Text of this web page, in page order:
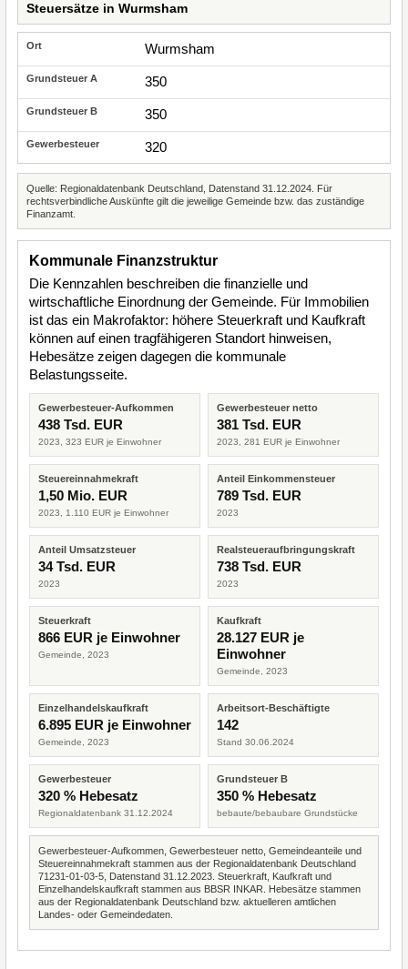
Steuersätze in Wurmsham
Wurmsham
350
350
320
Quelle: Regionaldatenbank Deutschland, Datenstand 31.12.2024. Für
rechtsverbindliche Auskünfte gilt die jeweilige Gemeinde bzw. das zuständige
Finanzamt.
Kommunale Finanzstruktur
Die Kennzahlen beschreiben die finanzielle und
wirtschaftliche Einordnung der Gemeinde. Für Immobilien
ist das ein Makrofaktor: höhere Steuerkraft und Kaufkraft
können auf einen tragfähigeren Standort hinweisen,
Hebesätze zeigen dagegen die kommunale
Belastungsseite.
Gewerbesteuer-Aufkommen
438 Tsd. EUR
2023, 323 EUR je Einwohner
Gewerbesteuer netto
381 Tsd. EUR
2023, 281 EUR je Einwohner
Steuereinnahmekraft
1,50 Mio. EUR
2023, 1.110 EUR je Einwohner
Anteil Einkommensteuer
789 Tsd. EUR
2023
Anteil Umsatzsteuer
34 Tsd. EUR
2023
Realsteueraufbringungskraft
738 Tsd. EUR
2023
Steuerkraft
866 EUR je Einwohner
Gemeinde, 2023
Kaufkraft
28.127 EUR je
Einwohner
Gemeinde, 2023
Einzelhandelskaufkraft
6.895 EUR je Einwohner
Gemeinde, 2023
Arbeitsort-Beschäftigte
142
Stand 30.06.2024
Gewerbesteuer
320 % Hebesatz
Regionaldatenbank 31.12.2024
Grundsteuer B
350 % Hebesatz
bebaute/bebaubare Grundstücke
Gewerbesteuer-Aufkommen, Gewerbesteuer netto, Gemeindeanteile und
Steuereinnahmekraft stammen aus der Regionaldatenbank Deutschland
71231-01-03-5, Datenstand 31.12.2023. Steuerkraft, Kaufkraft und
Einzelhandelskaufkraft stammen aus BBSR INKAR. Hebesätze stammen
aus der Regionaldatenbank Deutschland bzw. aktuelleren amtlichen
Landes- oder Gemeindedaten.